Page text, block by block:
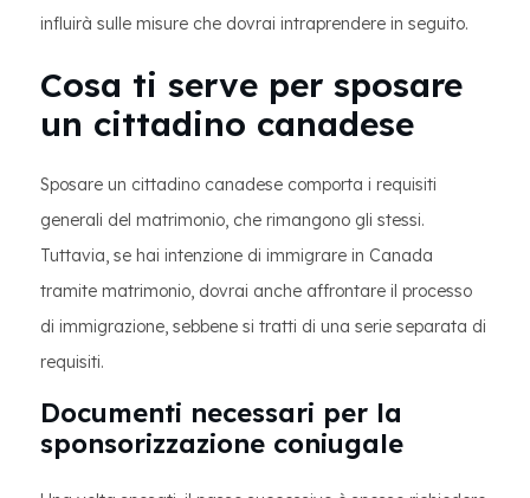
influirà sulle misure che dovrai intraprendere in seguito.
Cosa ti serve per sposare
un cittadino canadese
Sposare un cittadino canadese comporta i requisiti
generali del matrimonio, che rimangono gli stessi.
Tuttavia, se hai intenzione di immigrare in Canada
tramite matrimonio, dovrai anche affrontare il processo
di immigrazione, sebbene si tratti di una serie separata di
requisiti.
Documenti necessari per la
sponsorizzazione coniugale